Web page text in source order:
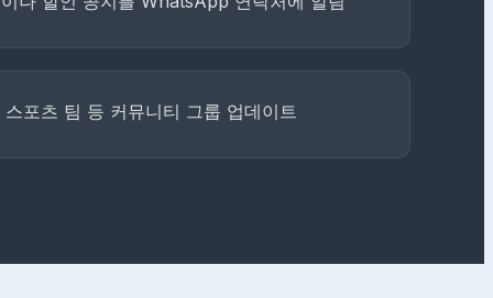
포츠 팀 등 커뮤니티 그룹 업데이트